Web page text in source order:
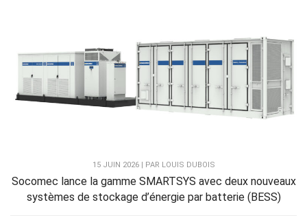
15 JUIN 2026 | PAR LOUIS DUBOIS
Socomec lance la gamme SMARTSYS avec deux nouveaux
systèmes de stockage d’énergie par batterie (BESS)